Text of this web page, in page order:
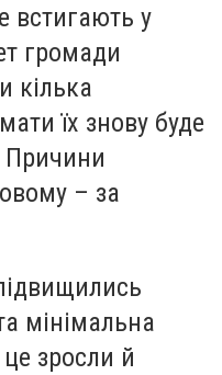
встигають у
громади
кілька
їх знову буде
Причини
– за
мінімальна
зросли й